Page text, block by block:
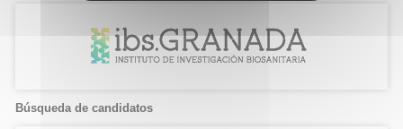
Búsqueda de candidatos